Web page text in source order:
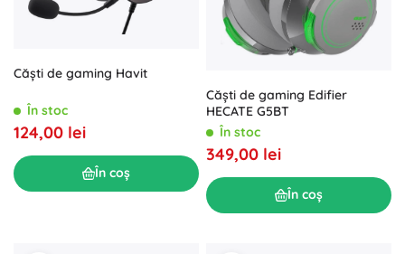
Căști de gaming Havit
În stoc
124,00 lei
În coș
Căști de gaming Edifier
HECATE G5BT
În stoc
349,00 lei
În coș